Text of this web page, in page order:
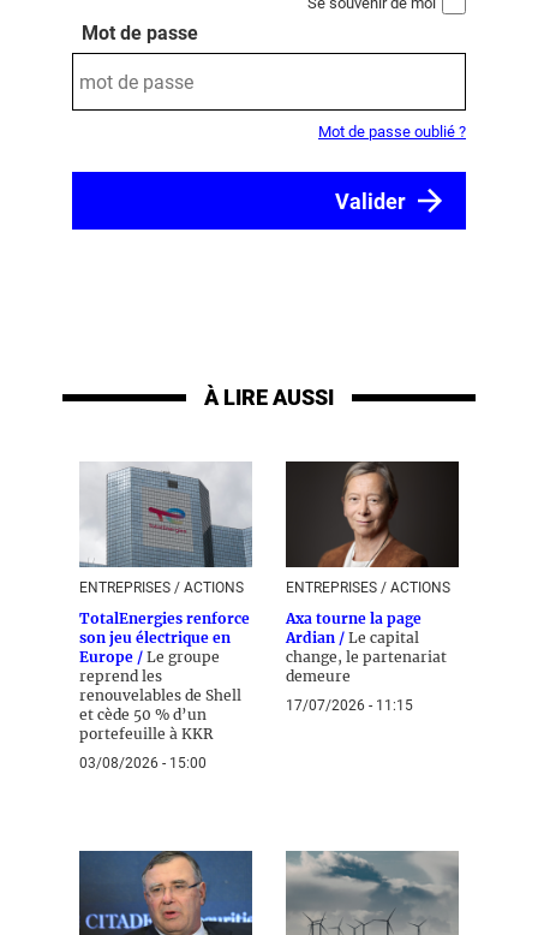
Mot de passe
Mot de passe oublié ?
À LIRE AUSSI
ENTREPRISES / ACTIONS
TotalEnergies renforce
son jeu électrique en
Europe / Le groupe
reprend les
renouvelables de Shell
et cède 50 % d’un
portefeuille à KKR
03/08/2026 - 15:00
ENTREPRISES / ACTIONS
Axa tourne la page
Ardian / Le capital
change, le partenariat
demeure
17/07/2026 - 11:15